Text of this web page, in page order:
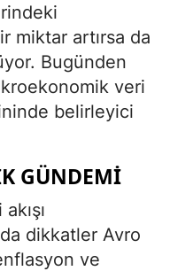
miktar artırsa da
Bugünden
veri
belirleyici
GÜNDEMI
dikkatler Avro
ve